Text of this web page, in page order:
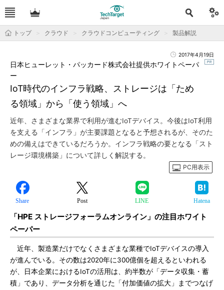
トップ クラウド クラウドコンピューティング 製品解説
2017年4月19日
IoT時代のインフラ戦略、ストレージは「ため
る領域」から「使う領域」へ
日本ヒューレット・パッカード株式会社提供ホワイトペーパ
ー
近年、さまざまな業界で利用が進むIoTデバイス。今後はIoT利用
を支える「インフラ」が主要課題となると予想されるが、そのた
めの備えはできているだろうか。インフラ戦略の要となる「スト
レージ環境構築」について詳しく解説する。
PC用表示
Share Post LINE Hatena
「HPE ストレージフォーラムオンライン」の注目ホワイト
ペーパー
近年、製造業だけでなくさまざまな業種でIoTデバイスの導入
が進んでいる。その数は2020年に300億個を超えるといわれる
が、日本企業におけるIoTの活用は、約半数が「データ収集・蓄
積」であり、データ分析を通じた「付加価値の拡大」までつなげ